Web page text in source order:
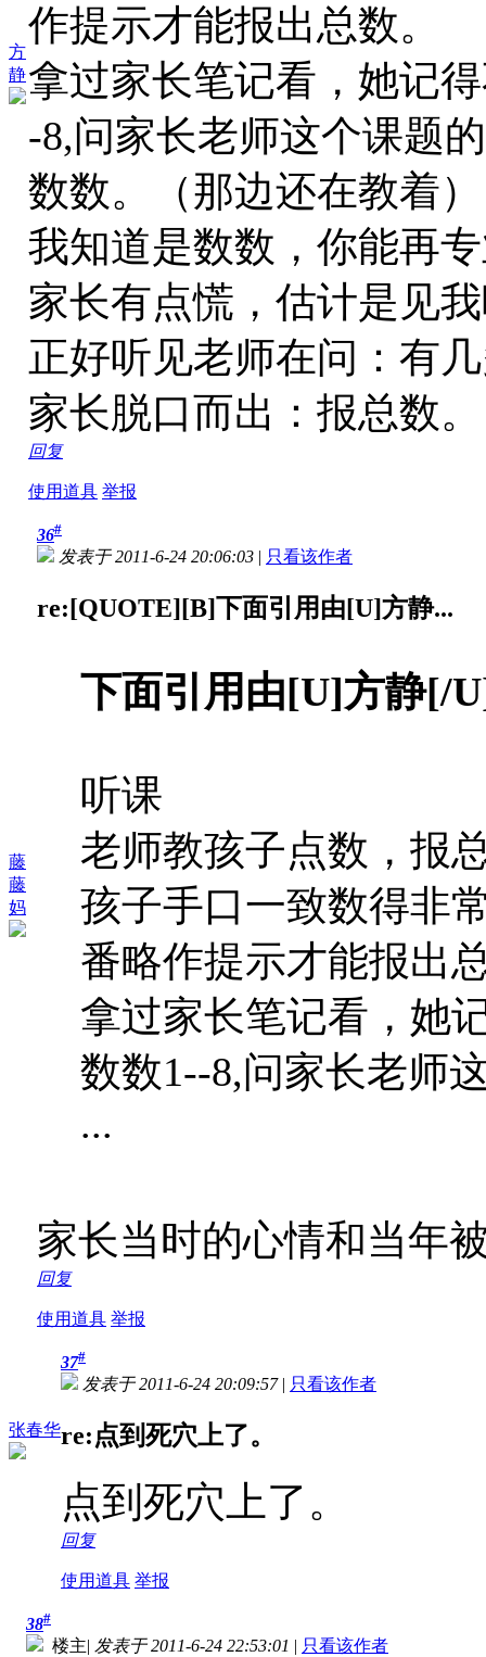
方
静
作提示才能报出总数。
拿过家长笔记看，她记
-8,问家长老师这个课题
数数。（那边还在教着）
我知道是数数，你能再
家长有点慌，估计是见
正好听见老师在问：有
家长脱口而出：报总数。
回复
使用道具 举报
藤
藤
妈
36#
发表于 2011-6-24 20:06:03 | 只看该作者
re:[QUOTE][B]下面引用由[U]方静...
下面引用由[U]方静[/
听课
老师教孩子点数，报
孩子手口一致数得非
番略作提示才能报出
拿过家长笔记看，她
数数1--8,问家长老师
...
家长当时的心情和当年
回复
使用道具 举报
张春华
37#
发表于 2011-6-24 20:09:57 | 只看该作者
re:点到死穴上了。
点到死穴上了。
回复
使用道具 举报
38#
楼主| 发表于 2011-6-24 22:53:01 | 只看该作者